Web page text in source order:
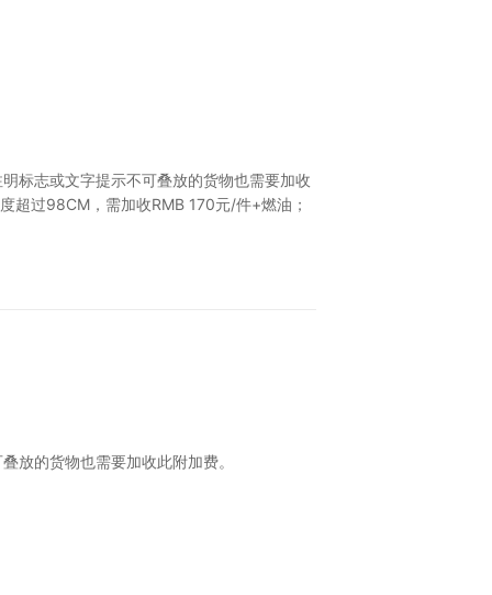
标志或文字提示不可叠放的货物也需要加收
超过98CM，需加收RMB 170元/件+燃油；
放的货物也需要加收此附加费。